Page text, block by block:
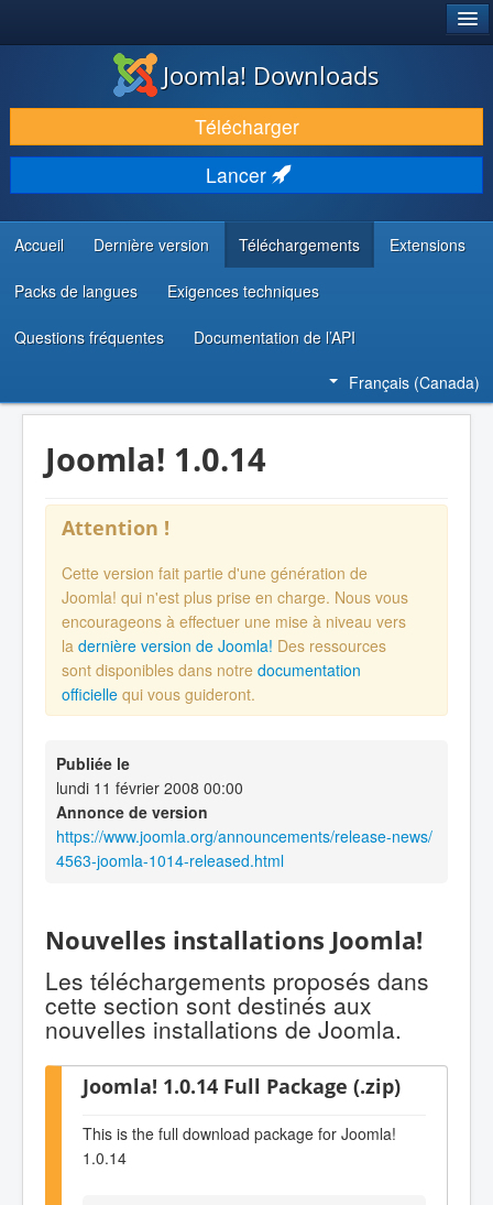
TÉLÉCHARGER & ENRICHIR
DÉCOUVRIR & APPRENDRE
COMMUNAUTÉ & SUPPORT
RESSOURCES DÉVELOPPEURS
Joomla! Downloads
Télécharger
Lancer
Accueil Dernière version Téléchargements Extensions
Packs de langues Exigences techniques
Questions fréquentes Documentation de l’API
Français (Canada)
Joomla! 1.0.14
Attention !
Cette version fait partie d'une génération de
Joomla! qui n'est plus prise en charge. Nous vous
encourageons à effectuer une mise à niveau vers
la dernière version de Joomla! Des ressources
sont disponibles dans notre documentation
officielle qui vous guideront.
Publiée le
lundi 11 février 2008 00:00
Annonce de version
https://www.joomla.org/announcements/release-news/
4563-joomla-1014-released.html
Nouvelles installations Joomla!
Les téléchargements proposés dans
cette section sont destinés aux
nouvelles installations de Joomla.
Joomla! 1.0.14 Full Package (.zip)
This is the full download package for Joomla!
1.0.14